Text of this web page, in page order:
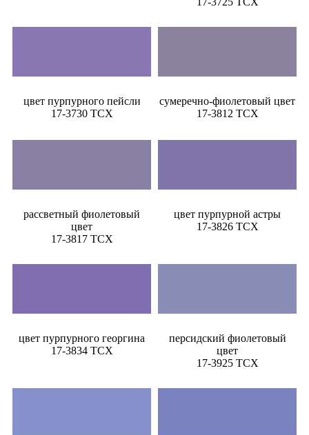
цвет пурпурного пейсли
17-3730 TCX
сумеречно-фиолетовый цвет
17-3812 TCX
рассветный фиолетовый
цвет
17-3817 TCX
цвет пурпурной астры
17-3826 TCX
цвет пурпурного георгина
17-3834 TCX
персидский фиолетовый
цвет
17-3925 TCX